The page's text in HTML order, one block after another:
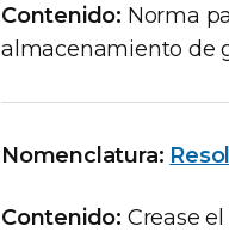
Contenido: Norma
almacenamiento de
Nomenclatura:
Contenido: Crease